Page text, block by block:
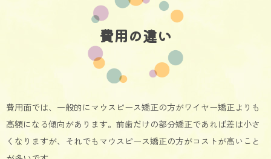
費用の違い
費用面では、一般的にマウスピース矯正の方がワイヤー矯正よりも
高額になる傾向があります。前歯だけの部分矯正であれば差は小さ
くなりますが、それでもマウスピース矯正の方がコストが高いこと